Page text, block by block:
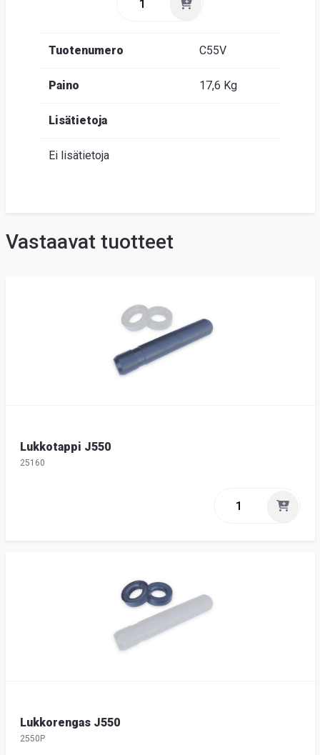
Tuotenumero C55V
Paino 17,6 Kg
Lisätietoja
Ei lisätietoja
Vastaavat tuotteet
Lukkotappi J550
25160
Lukkorengas J550
2550P